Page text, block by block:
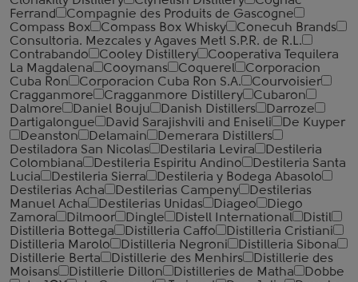
Ferrand
Compagnie des Produits de Gascogne
Compass Box
Compass Box Whisky
Conecuh Brands
Consultoria. Mezcales y Agaves Metl S.P.R. de R.L.
Contrabando
Cooley Distillery
Cooperativa Tequilera
La Magdalena
Cooymans Coquerel
Corporacion
Cuba Ron
Corporacion Cuba Ron S.A.
Courvoisier
Cragganmore
Cragganmore Distillery
Cubaron
Dalmore
Daniel Bouju Danish Distillers
Darroze
Dartigalongue
David Sarajishvili and Eniseli
De Kuyper
Deanston
Delamain
Demerara Distillers
Destiladora San Nicolas
Destilaria Levira
Destileria
Colombiana
Destileria Espiritu Andino
Destileria Santa
Lucia
Destileria Sierra
Destileria y Bodega Abasolo
Destilerias Acha
Destilerias Campeny
Destilerias
Manuel Acha
Destilerias Unidas Diageo
Diego
Zamora
Dilmoor Dingle Distell International
Distil
Distilleria Bottega
Distilleria Caffo
Distilleria Cristiani
Distilleria Marolo
Distilleria Negroni
Distilleria Sibona
Distillerie Berta
Distillerie des Menhirs
Distillerie des
Moisans
Distillerie Dillon Distilleries de Matha
Dobbe